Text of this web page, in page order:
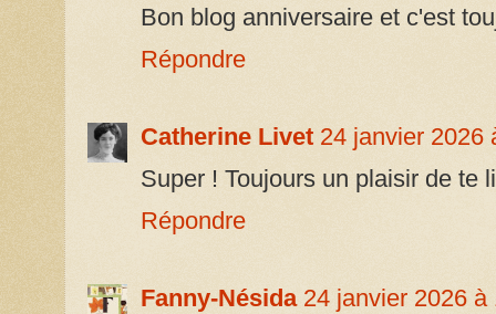
Bon blog anniversaire et c'est
Répondre
Catherine Livet 24 janvier 2026
Super ! Toujours un plaisir de te
Répondre
Fanny-Nésida 24 janvier 2026 à